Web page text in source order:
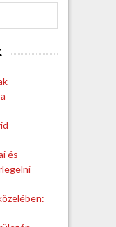
e
és